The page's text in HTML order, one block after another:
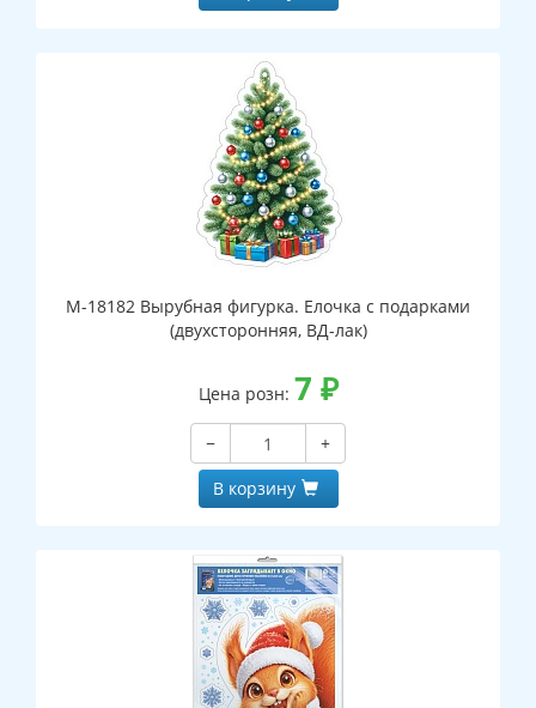
М-18182 Вырубная фигурка. Елочка с подарками
(двухсторонняя, ВД-лак)
Цена розн: 7 ₽
−
+
В корзину